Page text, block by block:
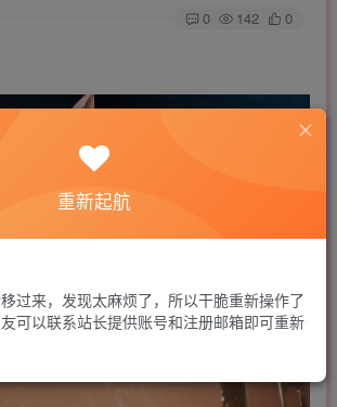
0 142 0
重新起航
过来，发现太麻烦了，所以干脆重新操作了
可以联系站长提供账号和注册邮箱即可重新